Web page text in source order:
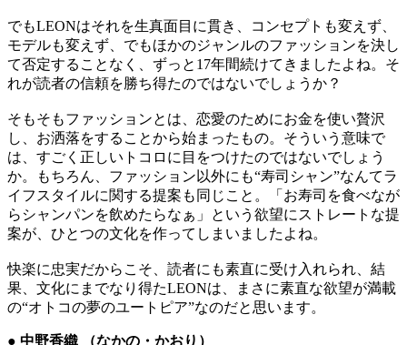
でもLEONはそれを生真面目に貫き、コンセプトも変えず、
モデルも変えず、でもほかのジャンルのファッションを決し
て否定することなく、ずっと17年間続けてきましたよね。そ
れが読者の信頼を勝ち得たのではないでしょうか？
そもそもファッションとは、恋愛のためにお金を使い贅沢
し、お洒落をすることから始まったもの。そういう意味で
は、すごく正しいトコロに目をつけたのではないでしょう
か。もちろん、ファッション以外にも“寿司シャン”なんてラ
イフスタイルに関する提案も同じこと。「お寿司を食べなが
らシャンパンを飲めたらなぁ」という欲望にストレートな提
案が、ひとつの文化を作ってしまいましたよね。
快楽に忠実だからこそ、読者にも素直に受け入れられ、結
果、文化にまでなり得たLEONは、まさに素直な欲望が満載
の“オトコの夢のユートピア”なのだと思います。
● 中野香織 （なかの・かおり）